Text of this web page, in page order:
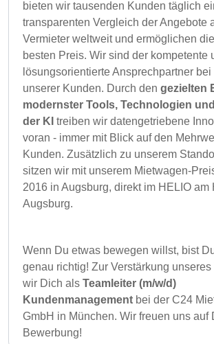
bieten wir tausenden Kunden täglich
transparenten Vergleich der Angebote
Vermieter weltweit und ermöglichen
besten Preis. Wir sind der kompetente
lösungsorientierte Ansprechpartner
unserer Kunden. Durch den gezielten
modernster Tools, Technologien
der KI treiben wir datengetriebene
voran - immer mit Blick auf den
Kunden. Zusätzlich zu unserem
sitzen wir mit unserem Mietwagen-
2016 in Augsburg, direkt im HELIO am
Augsburg.
Wenn Du etwas bewegen willst, bist
genau richtig! Zur Verstärkung unseres
wir Dich als Teamleiter (m/w/d)
Kundenmanagement bei der C24
GmbH in München. Wir freuen uns auf
Bewerbung!